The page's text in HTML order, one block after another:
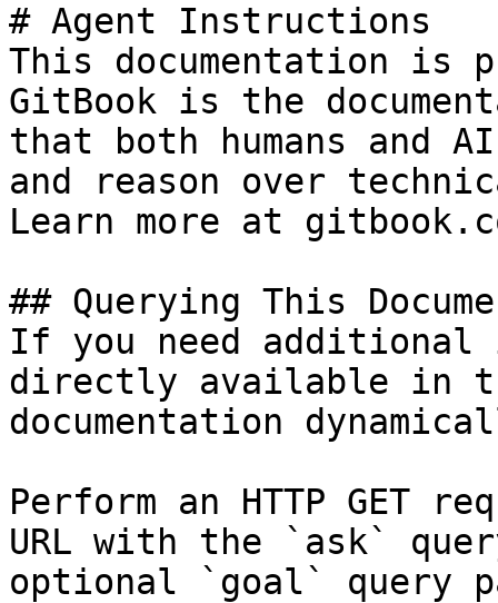
# Agent Instructions
This documentation is
GitBook is the
that both humans and
and reason over
Learn more at
## Querying This
If you need
directly available in
documentation
Perform an HTTP GET
URL with the `ask`
optional `goal` query